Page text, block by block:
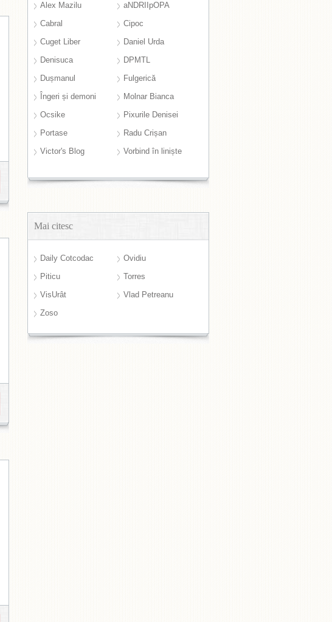
Alex Mazilu
aNDRIIpOPA
Cabral
Cipoc
Cuget Liber
Daniel Urda
Denisuca
DPMTL
Dușmanul
Fulgerică
Îngeri și demoni
Molnar Bianca
Ocsike
Pixurile Denisei
Portase
Radu Crișan
Victor's Blog
Vorbind în liniște
Mai citesc
Daily Cotcodac
Ovidiu
Piticu
Torres
VisUrât
Vlad Petreanu
Zoso